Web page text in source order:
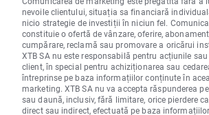
nevoile clientului, situația sa financiară
nicio strategie de investiții în niciun fel.
constituie o ofertă de vânzare, oferire,
cumpărare, reclamă sau promovare a oricărui
XTB SA nu este responsabilă pentru acțiunile
client, în special pentru achiziționarea sau
întreprinse pe baza informațiilor conținute în
marketing. XTB SA nu va accepta răspunderea
sau daună, inclusiv, fără limitare, orice pierdere
direct sau indirect, efectuată pe baza